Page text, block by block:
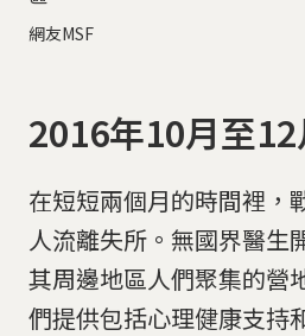
網友MSF
2016年10月至12
在短短兩個月的時間裡，
人流離失所。無國界醫生
其周邊地區人們聚集的營
們提供包括心理健康支持